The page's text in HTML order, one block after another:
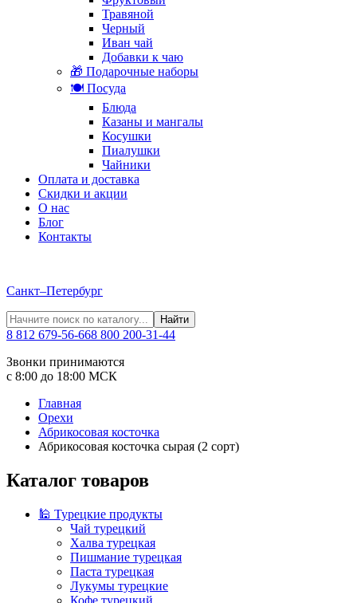
Травяной
Черный
Иван чай
Добавки к чаю
🎁 Подарочные наборы
🍽️ Посуда
Блюда
Казаны и мангалы
Косушки
Пиалушки
Чайники
Оплата и доставка
Скидки и акции
О нас
Блог
Контакты
Санкт–Петербург
Найти
8 812 679-56-668 800 200-31-44
Звонки принимаются
с 8:00 до 18:00 МСК
Главная
Орехи
Абрикосовая косточка
Абрикосовая косточка сырая (2 сорт)
Каталог товаров
🕌 Турецкие продукты
Чай турецкий
Халва турецкая
Пишмание турецкая
Паста турецкая
Лукумы турецкие
Кофе турецкий